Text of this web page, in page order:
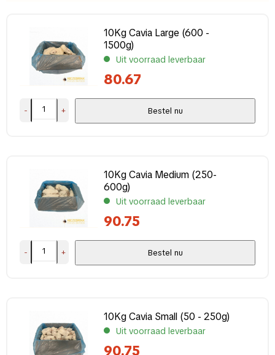
Kwartel(2)
Muis(17)
Rat(15)
Complete voeding?
Nee
Verpakking
10Kg Cavia Large (600 -
1500g)
Uit voorraad leverbaar
80.67
- + Bestel nu
10Kg Cavia Medium (250-
600g)
Uit voorraad leverbaar
90.75
- + Bestel nu
10Kg Cavia Small (50 - 250g)
Uit voorraad leverbaar
90.75